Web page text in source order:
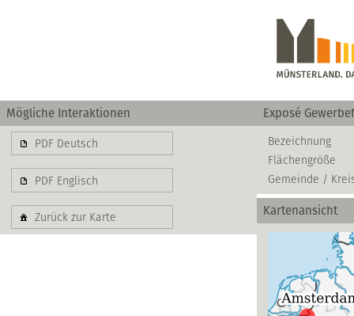
basierend auf
Mögliche Interaktionen
PDF Deutsch
PDF Englisch
Zurück zur Karte
Exposé
Bezeichnung
Flächengröße
Gemeinde /
Kartenansicht